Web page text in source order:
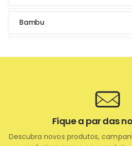
Bambu
Fique a par das
Descubra novos produtos,